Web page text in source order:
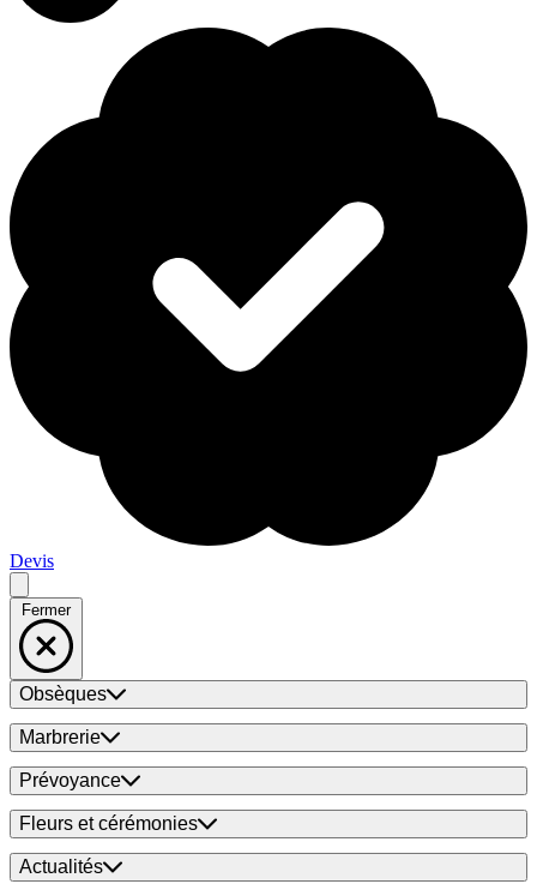
Devis
Fermer
Obsèques
Marbrerie
Prévoyance
Fleurs et cérémonies
Actualités